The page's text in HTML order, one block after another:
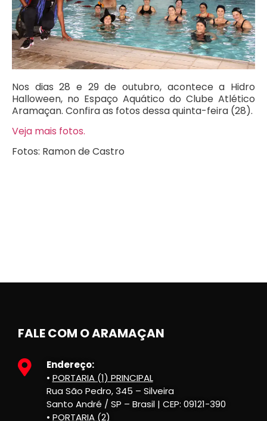
Nos dias 28 e 29 de outubro, acontece a Hidro
Halloween, no Espaço Aquático do Clube Atlético
Aramaçan. Confira as fotos dessa quinta-feira (28).
Veja mais fotos.
Fotos: Ramon de Castro
FALE COM O ARAMAÇAN
Endereço:
• PORTARIA (1) PRINCIPAL
Rua São Pedro, 345 – Silveira
Santo André / SP – Brasil | CEP: 09121-390
• PORTARIA (2)